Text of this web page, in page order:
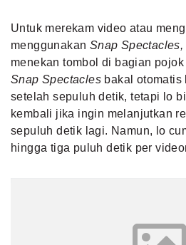
Untuk merekam video atau
menggunakan Snap Spectacles,
menekan tombol di bagian
Snap Spectacles bakal otomatis
setelah sepuluh detik, tetapi lo
kembali jika ingin melanjutkan
sepuluh detik lagi. Namun, lo
hingga tiga puluh detik per